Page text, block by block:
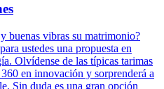
buenas vibras su matrimonio?
ustedes una propuesta en
Olvídense de las típicas tarimas
en innovación y sorprenderá a
Sin duda es una gran opción